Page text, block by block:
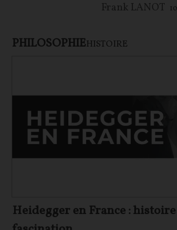
Frank LANOT
PHILOSOPHIEHISTOIRE
Heidegger en France :